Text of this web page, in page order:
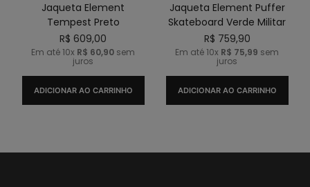
Jaqueta Element
Tempest Preto
R$ 609,00
Em até 10x R$ 60,90 sem
juros
ADICIONAR AO CARRINHO
Jaqueta Element Puffer
Skateboard Verde Militar
R$ 759,90
Em até 10x R$ 75,99 sem
juros
ADICIONAR AO CARRINHO